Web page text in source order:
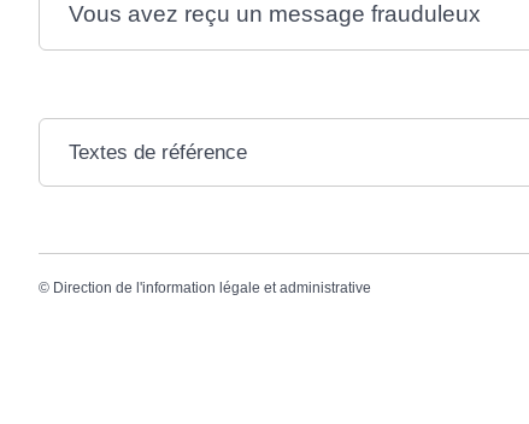
Vous avez reçu un message frauduleux
Textes de référence
© Direction de l'information légale et administrative